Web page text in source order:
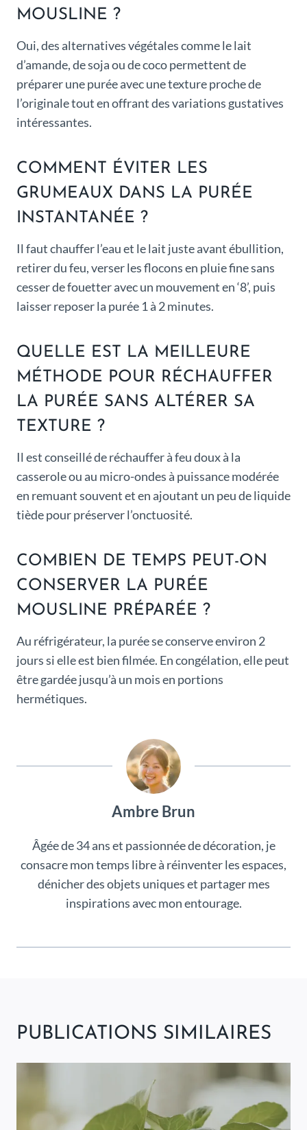
MOUSLINE ?
Oui, des alternatives végétales comme le lait
d’amande, de soja ou de coco permettent de
préparer une purée avec une texture proche de
l’originale tout en offrant des variations gustatives
intéressantes.
COMMENT ÉVITER LES
GRUMEAUX DANS LA PURÉE
INSTANTANÉE ?
Il faut chauffer l’eau et le lait juste avant ébullition,
retirer du feu, verser les flocons en pluie fine sans
cesser de fouetter avec un mouvement en ‘8’, puis
laisser reposer la purée 1 à 2 minutes.
QUELLE EST LA MEILLEURE
MÉTHODE POUR RÉCHAUFFER
LA PURÉE SANS ALTÉRER SA
TEXTURE ?
Il est conseillé de réchauffer à feu doux à la
casserole ou au micro-ondes à puissance modérée
en remuant souvent et en ajoutant un peu de liquide
tiède pour préserver l’onctuosité.
COMBIEN DE TEMPS PEUT-ON
CONSERVER LA PURÉE
MOUSLINE PRÉPARÉE ?
Au réfrigérateur, la purée se conserve environ 2
jours si elle est bien filmée. En congélation, elle peut
être gardée jusqu’à un mois en portions
hermétiques.
Ambre Brun
Âgée de 34 ans et passionnée de décoration, je
consacre mon temps libre à réinventer les espaces,
dénicher des objets uniques et partager mes
inspirations avec mon entourage.
PUBLICATIONS SIMILAIRES